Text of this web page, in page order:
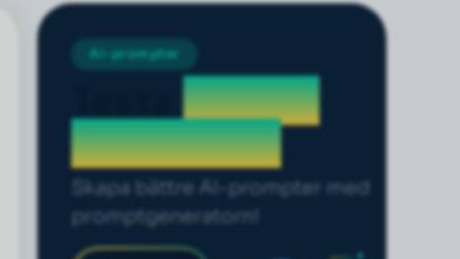
AI-prompter
Testaprompt
generatorn
Skapa bättre AI-prompter med
promptgeneratorn!